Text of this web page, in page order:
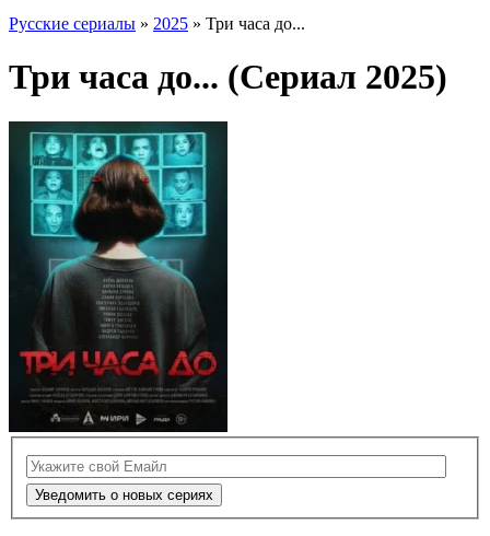
Русские сериалы » 2025 » Три часа до...
Три часа до... (Сериал 2025)
Уведомить о новых сериях